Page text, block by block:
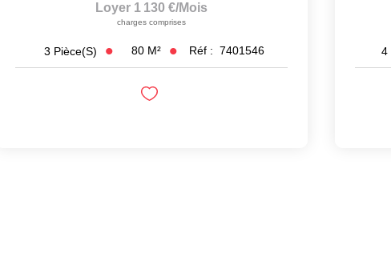
Loyer 1 130 €/mois
charges comprises
3 Pièce(s) 80 M² Réf : 7401546 4